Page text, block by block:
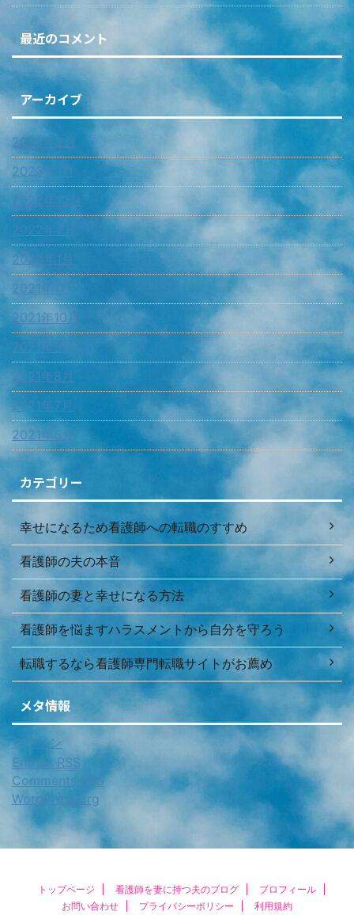
最近のコメント
アーカイブ
2023年2月
2023年1月
2022年12月
2022年2月
2022年1月
2021年11月
2021年10月
2021年9月
2021年8月
2021年7月
2021年6月
カテゴリー
幸せになるため看護師への転職のすすめ
看護師の夫の本音
看護師の妻と幸せになる方法
看護師を悩ますハラスメントから自分を守ろう
転職するなら看護師専門転職サイトがお薦め
メタ情報
ログイン
Entries RSS
Comments
RSS
WordPress.org
トップページ 看護師を妻に持つ夫のブログ
プロフィール
お問い合わせ
プライバシーポリシー 利用規約